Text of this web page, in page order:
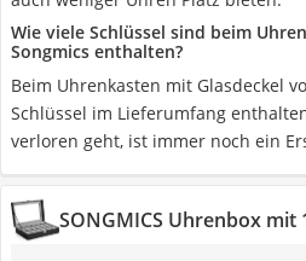
Wie viele Schlüssel sind beim
Songmics enthalten?
Beim Uhrenkasten mit Glasdeckel
Schlüssel im Lieferumfang
verloren geht, ist immer noch ein
SONGMICS Uhrenbox mit